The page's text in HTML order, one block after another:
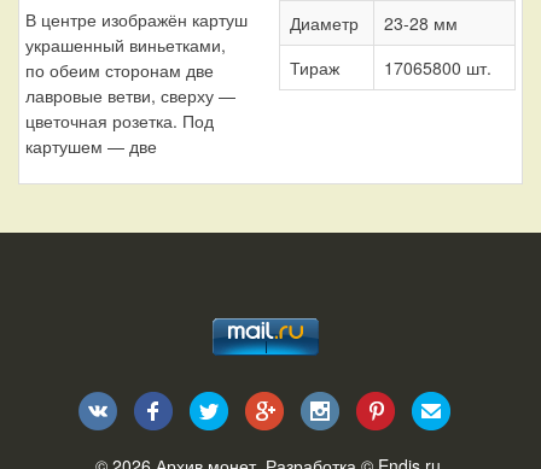
В центре изображён картуш
украшенный виньетками,
по обеим сторонам две
лавровые ветви, сверху —
цветочная розетка. Под
картушем — две
Диаметр
23-28 мм
Тираж
17065800 шт.